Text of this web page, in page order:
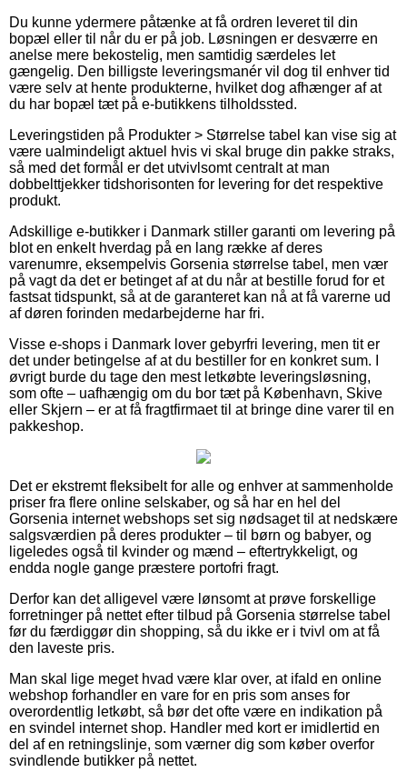
Du kunne ydermere påtænke at få ordren leveret til din
bopæl eller til når du er på job. Løsningen er desværre en
anelse mere bekostelig, men samtidig særdeles let
gængelig. Den billigste leveringsmanér vil dog til enhver tid
være selv at hente produkterne, hvilket dog afhænger af at
du har bopæl tæt på e-butikkens tilholdssted.
Leveringstiden på Produkter > Størrelse tabel kan vise sig at
være ualmindeligt aktuel hvis vi skal bruge din pakke straks,
så med det formål er det utvivlsomt centralt at man
dobbelttjekker tidshorisonten for levering for det respektive
produkt.
Adskillige e-butikker i Danmark stiller garanti om levering på
blot en enkelt hverdag på en lang række af deres
varenumre, eksempelvis Gorsenia størrelse tabel, men vær
på vagt da det er betinget af at du når at bestille forud for et
fastsat tidspunkt, så at de garanteret kan nå at få varerne ud
af døren forinden medarbejderne har fri.
Visse e-shops i Danmark lover gebyrfri levering, men tit er
det under betingelse af at du bestiller for en konkret sum. I
øvrigt burde du tage den mest letkøbte leveringsløsning,
som ofte – uafhængig om du bor tæt på København, Skive
eller Skjern – er at få fragtfirmaet til at bringe dine varer til en
pakkeshop.
Det er ekstremt fleksibelt for alle og enhver at sammenholde
priser fra flere online selskaber, og så har en hel del
Gorsenia internet webshops set sig nødsaget til at nedskære
salgsværdien på deres produkter – til børn og babyer, og
ligeledes også til kvinder og mænd – eftertrykkeligt, og
endda nogle gange præstere portofri fragt.
Derfor kan det alligevel være lønsomt at prøve forskellige
forretninger på nettet efter tilbud på Gorsenia størrelse tabel
før du færdiggør din shopping, så du ikke er i tvivl om at få
den laveste pris.
Man skal lige meget hvad være klar over, at ifald en online
webshop forhandler en vare for en pris som anses for
overordentlig letkøbt, så bør det ofte være en indikation på
en svindel internet shop. Handler med kort er imidlertid en
del af en retningslinje, som værner dig som køber overfor
svindlende butikker på nettet.